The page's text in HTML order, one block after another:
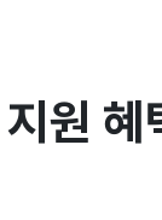
원 혜